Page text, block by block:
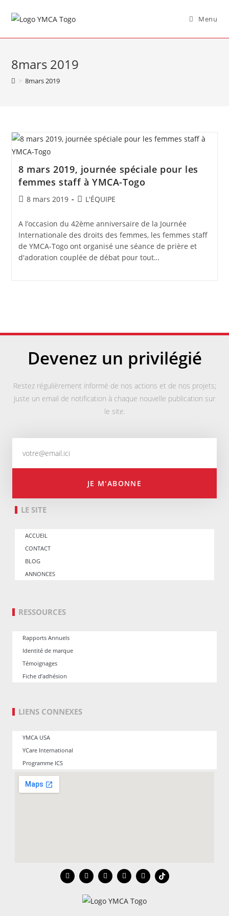
Menu
8mars 2019
> 8mars 2019
8 mars 2019, journée spéciale pour les
femmes staff à YMCA-Togo
8 mars 2019 L'ÉQUIPE
A l’occasion du 42ème anniversaire de la Journée
Internationale des droits des femmes, les femmes staff
de YMCA-Togo ont organisé une séance de prière et
d'adoration couplée de débat pour tout…
Devenez un privilégié
Restez régulièrement informé de nos actions et de nos projets;
Juste un email de notification à chaque nouvelle publication sur
le site.
JE M'ABONNE
LE SITE
ACCUEIL
CONTACT
BLOG
ANNONCES
RESSOURCES
Rapports Annuels
Identité de marque
Témoignages
Fiche d’adhésion
LIENS CONNEXES
YMCA USA
YCare International
Programme ICS